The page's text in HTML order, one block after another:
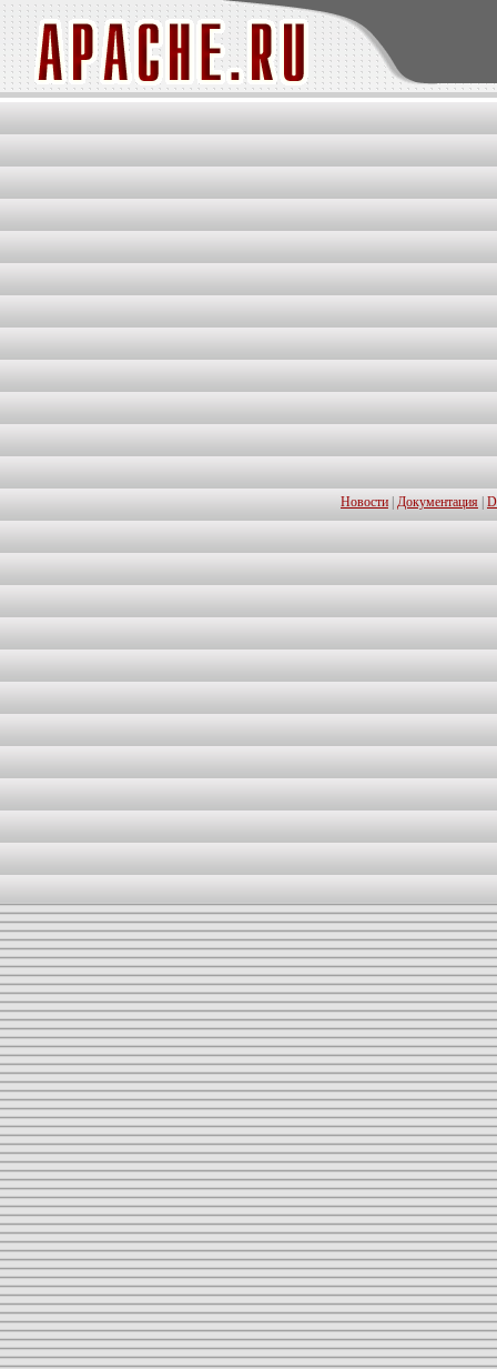
Новости Документация